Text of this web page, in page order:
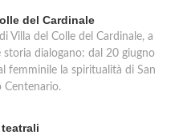
del Cardinale
Villa del Colle del Cardinale, a
storia dialogano: dal 20 giugno
femminile la spiritualità di San
Centenario.